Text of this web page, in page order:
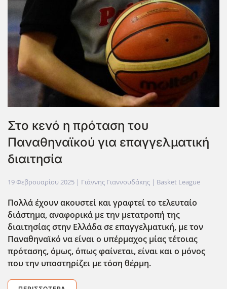
Στο κενό η πρόταση του
Παναθηναϊκού για επαγγελματική
διαιτησία
19 Φεβρουαρίου 2025 | Γιάννης Γιαννουδάκης | Basket League
Πολλά έχουν ακουστεί και γραφτεί το τελευταίο
διάστημα, αναφορικά με την μετατροπή της
διαιτησίας στην Ελλάδα σε επαγγελματική, με τον
Παναθηναϊκό να είναι ο υπέρμαχος μίας τέτοιας
πρότασης, όμως, όπως φαίνεται, είναι και ο μόνος
που την υποστηρίζει με τόση θέρμη.